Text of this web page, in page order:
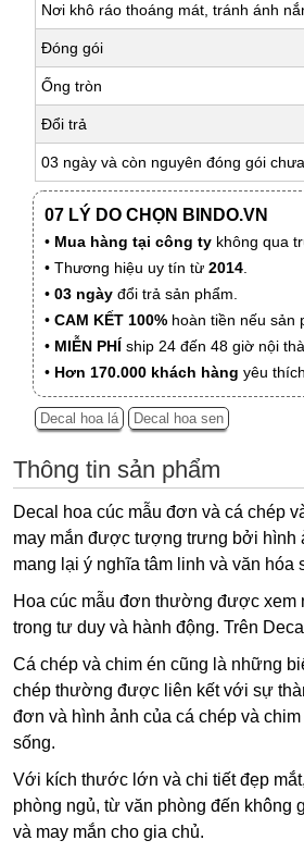
Nơi khô ráo thoáng mát, tránh ánh
Đóng gói
Ống tròn
Đổi trả
03 ngày và còn nguyên đóng gói
07 LÝ DO CHỌN BINDO.VN
• Mua hàng tại công ty không qua
• Thương hiệu uy tín từ 2014.
• 03 ngày đổi trả sản phẩm.
• CAM KẾT 100% hoàn tiền nếu sản
• MIỄN PHÍ ship 24 đến 48 giờ nội
• Hơn 170.000 khách hàng yêu
Decal hoa lá Decal hoa sen
Thông tin sản phẩm
Decal hoa cúc mẫu đơn và cá chép
may mắn được tượng trưng bởi hình
mang lại ý nghĩa tâm linh và văn hóa
Hoa cúc mẫu đơn thường được
trong tư duy và hành động. Trên
Cá chép và chim én cũng là những
chép thường được liên kết với sự
đơn và hình ảnh của cá chép và
sống.
Với kích thước lớn và chi tiết đẹp
phòng ngủ, từ văn phòng đến
và may mắn cho gia chủ.